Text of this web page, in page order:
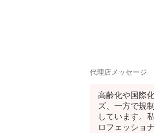
代理店メッセージ
高齢化や国際
ズ、一方で規
しています。
ロフェッショ